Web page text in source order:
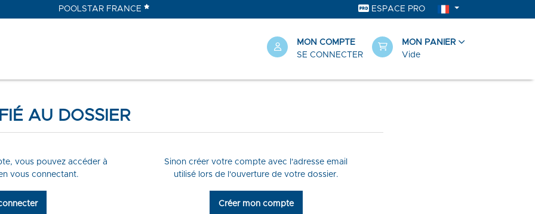
POOLSTAR FRANCE ESPACE PRO
MON COMPTE
SE CONNECTER
MON PANIER
Vide
AU DOSSIER
vous pouvez accéder à
vous connectant.
Sinon créer votre compte avec l'adresse email
utilisé lors de l'ouverture de votre dossier.
Créer mon compte